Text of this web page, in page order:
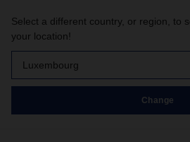
Select a different country, or region, to
your location!
Luxembourg
Change